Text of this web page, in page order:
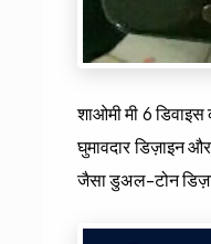
शाओमी मी 6
घुमावदार डिज़ाइन
जैसा डुअल-टोन